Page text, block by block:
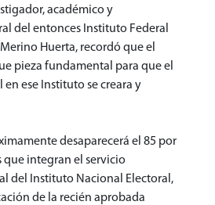
académico y
del entonces Instituto Federal
Huerta, recordó que el
pieza fundamental para que el
ese Instituto se creara y
desaparecerá el 85 por
que integran el servicio
del Instituto Nacional Electoral,
de la recién aprobada